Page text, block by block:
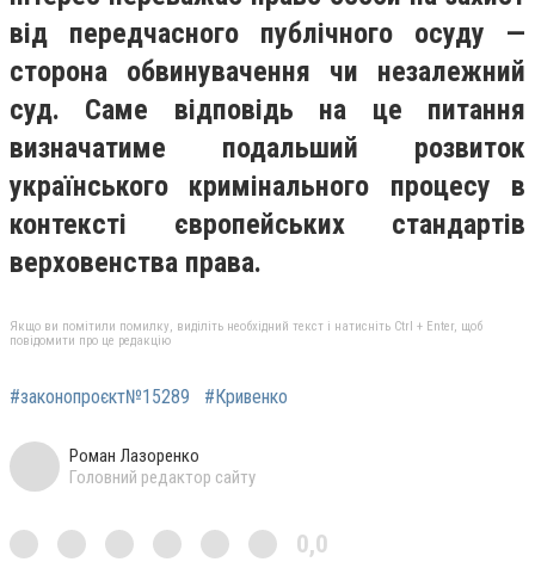
від передчасного публічного осуду —
сторона обвинувачення чи незалежний
суд. Саме відповідь на це питання
визначатиме подальший розвиток
українського кримінального процесу в
контексті європейських стандартів
верховенства права.
Якщо ви помітили помилку, виділіть необхідний текст і натисніть Ctrl + Enter, щоб
повідомити про це редакцію
#законопроєкт№15289 #Кривенко
Роман Лазоренко
Головний редактор сайту
0,0